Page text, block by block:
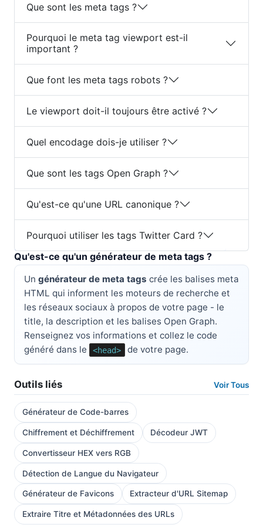
Que sont les meta tags ?
Pourquoi le meta tag viewport est-il
important ?
Que font les meta tags robots ?
Le viewport doit-il toujours être activé ?
Quel encodage dois-je utiliser ?
Que sont les tags Open Graph ?
Qu'est-ce qu'une URL canonique ?
Pourquoi utiliser les tags Twitter Card ?
Qu'est-ce qu'un générateur de meta tags ?
Un générateur de meta tags crée les balises meta
HTML qui informent les moteurs de recherche et
les réseaux sociaux à propos de votre page - le
title, la description et les balises Open Graph.
Renseignez vos informations et collez le code
généré dans le
<head> de votre page.
Outils liés Voir Tous
Générateur de Code-barres
Chiffrement et Déchiffrement Décodeur JWT
Convertisseur HEX vers RGB
Détection de Langue du Navigateur
Générateur de Favicons Extracteur d'URL Sitemap
Extraire Titre et Métadonnées des URLs